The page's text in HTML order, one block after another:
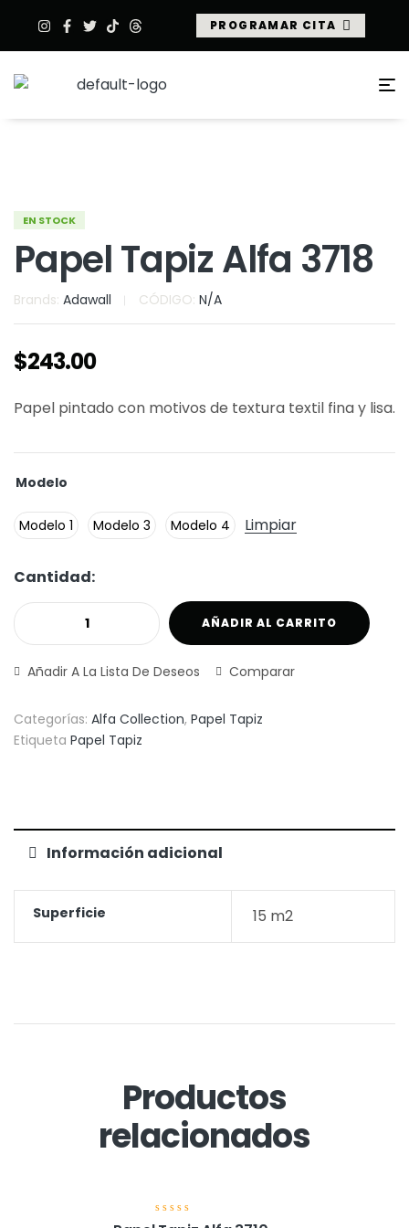
PROGRAMAR CITA
EN STOCK
Papel Tapiz Alfa 3718
Brands: Adawall CÓDIGO: N/A
$243.00
Papel pintado con motivos de textura textil fina y lisa.
Modelo
Modelo 1 Modelo 3 Modelo 4 Limpiar
Cantidad:
AÑADIR AL CARRITO
Añadir A La Lista De Deseos Comparar
Categorías: Alfa Collection, Papel Tapiz
Etiqueta Papel Tapiz
Información adicional
Superficie 15 m2
Productos
relacionados
V